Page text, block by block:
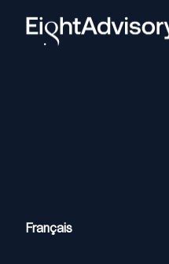
Homepage
Français